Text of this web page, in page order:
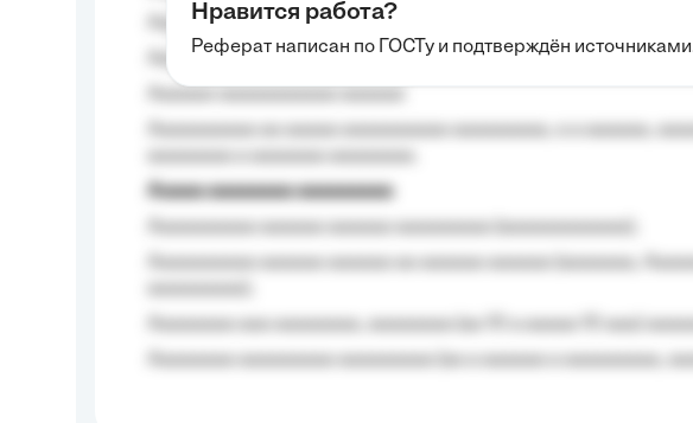
Aaaaaaaaa
Aaaaaaaaaa aa aaa aaaaaaaaa, a aaa aaaaaaaaaa aaa, a
Aaaaa aaaaaaaa aaaaaaaaa
Нравится работа?
Реферат написан по ГОСТу и подтверждён